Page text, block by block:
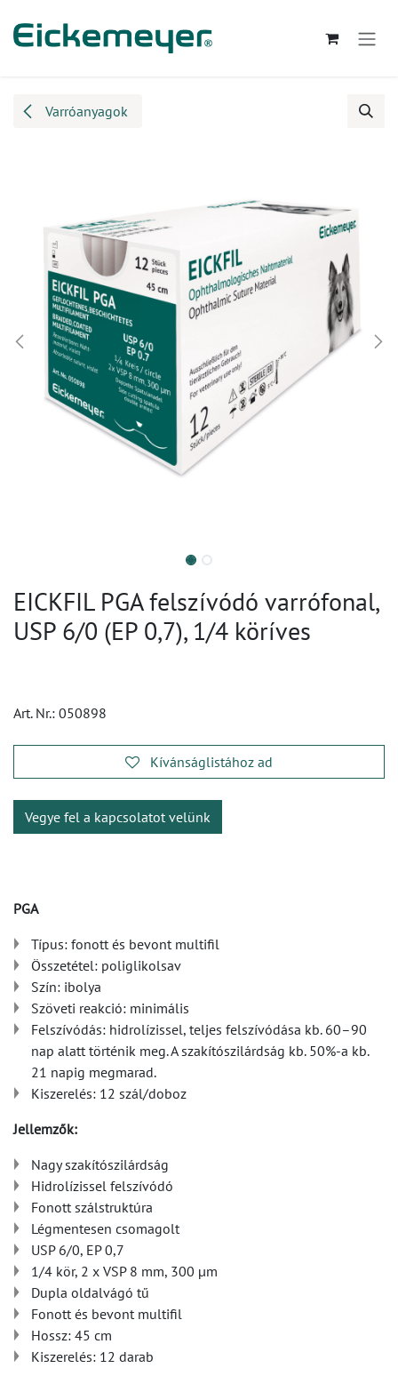
Varróanyagok
EICKFIL PGA felszívódó varrófonal,
USP 6/0 (EP 0,7), 1/4 köríves
Art. Nr.: 050898
Kívánságlistához ad
Vegye fel a kapcsolatot velünk
PGA
Típus: fonott és bevont multifil
Összetétel: poliglikolsav
Szín: ibolya
Szöveti reakció: minimális
Felszívódás: hidrolízissel, teljes felszívódása kb. 60–90
nap alatt történik meg. A szakítószilárdság kb. 50%-a kb.
21 napig megmarad.
Kiszerelés: 12 szál/doboz
Jellemzők:
Nagy szakítószilárdság
Hidrolízissel felszívódó
Fonott szálstruktúra
Légmentesen csomagolt
USP 6/0, EP 0,7
1/4 kör, 2 x VSP 8 mm, 300 µm
Dupla oldalvágó tű
Fonott és bevont multifil
Hossz: 45 cm
Kiszerelés: 12 darab